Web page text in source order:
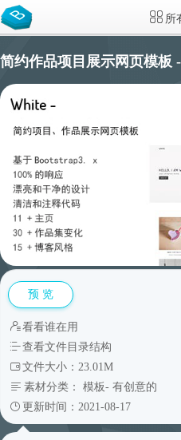
所
简约作品项目展示网页模板
预 览
看看谁在用
查看文件目录结构
文件大小：23.01M
素材分类： 模板- 有创意的
更新时间：2021-08-17